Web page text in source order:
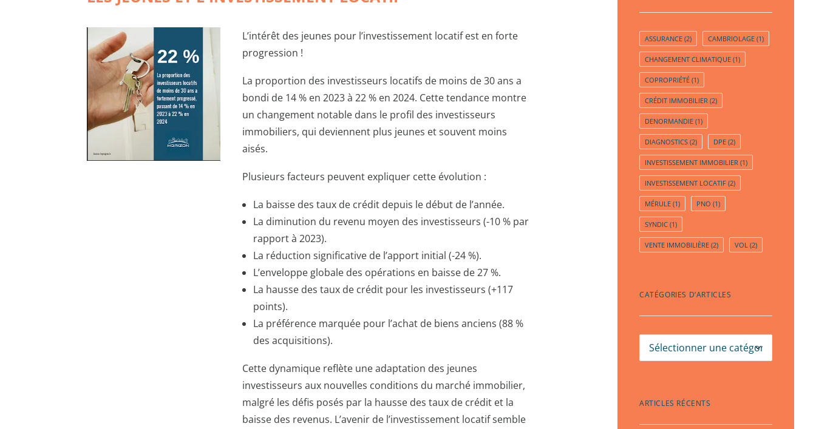
L’intérêt des jeunes pour l’investissement locatif est en forte
progression !
La proportion des investisseurs locatifs de moins de 30 ans a
bondi de 14 % en 2023 à 22 % en 2024. Cette tendance montre
un changement notable dans le profil des investisseurs
immobiliers, qui deviennent plus jeunes et souvent moins
aisés.
Plusieurs facteurs peuvent expliquer cette évolution :
La baisse des taux de crédit depuis le début de l’année.
La diminution du revenu moyen des investisseurs (-10 % par
rapport à 2023).
La réduction significative de l’apport initial (-24 %).
L’enveloppe globale des opérations en baisse de 27 %.
La hausse des taux de crédit pour les investisseurs (+117
points).
La préférence marquée pour l’achat de biens anciens (88 %
des acquisitions).
Cette dynamique reflète une adaptation des jeunes
investisseurs aux nouvelles conditions du marché immobilier,
malgré les défis posés par la hausse des taux de crédit et la
baisse des revenus. L’avenir de l’investissement locatif semble
ASSURANCE (2) CAMBRIOLAGE (1)
CHANGEMENT CLIMATIQUE (1)
COPROPRIÉTÉ (1)
CRÉDIT IMMOBILIER (2)
DENORMANDIE (1)
DIAGNOSTICS (2) DPE (2)
INVESTISSEMENT IMMOBILIER (1)
INVESTISSEMENT LOCATIF (2)
MÉRULE (1) PNO (1)
SYNDIC (1)
VENTE IMMOBILIÈRE (2) VOL (2)
CATÉGORIES D’ARTICLES
Catégories
d’articles
ARTICLES RÉCENTS